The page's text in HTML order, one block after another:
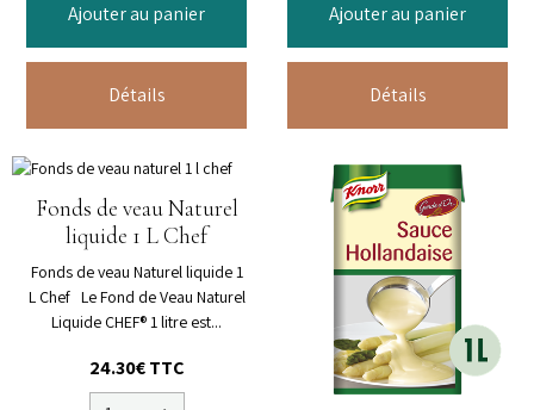
Ajouter au panier
Détails
Ajouter au panier
Détails
Fonds de veau Naturel
liquide 1 L Chef
Fonds de veau Naturel liquide 1
L Chef Le Fond de Veau Naturel
Liquide CHEF® 1 litre est...
24.30€ TTC